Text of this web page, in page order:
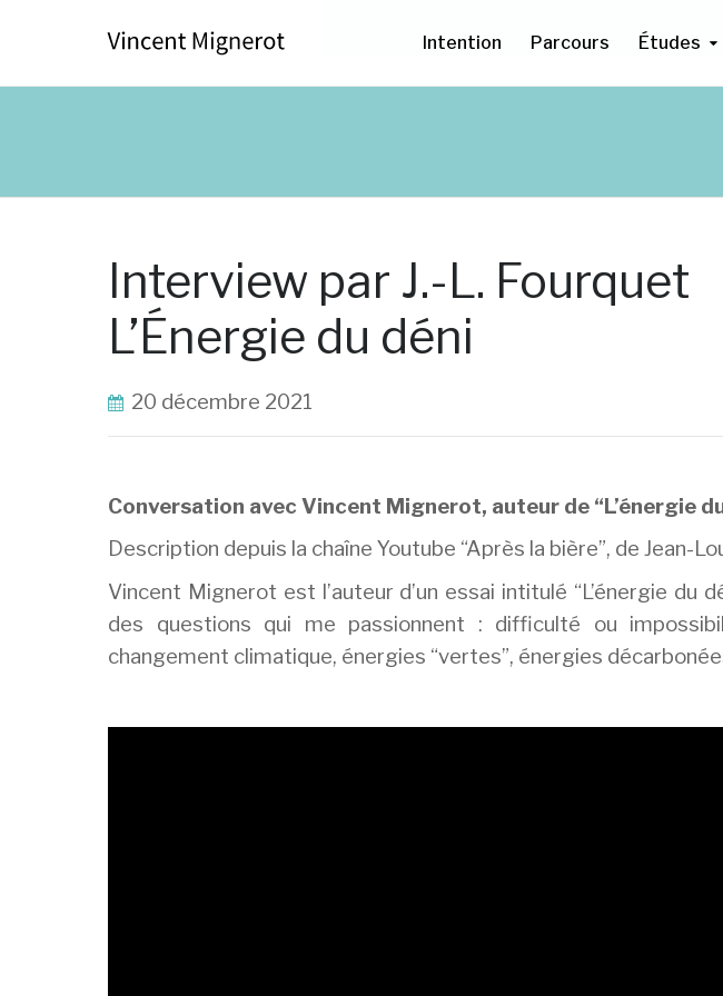
Intention Parcours Études
Interview par J.-L. Fourquet
L’Énergie du déni
20 décembre 2021
Conversation avec Vincent Mignerot, auteur de “L’énergie
Description depuis la chaîne Youtube “Après la bière”, de Jean-
Vincent Mignerot est l’auteur d’un essai intitulé “L’énergie du
des questions qui me passionnent : difficulté ou
changement climatique, énergies “vertes”, énergies